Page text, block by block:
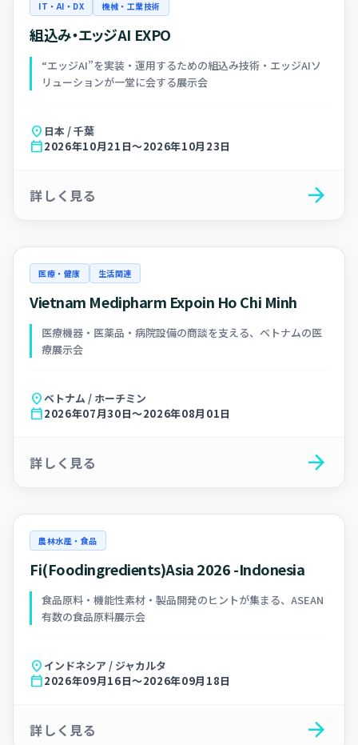
IT・AI・DX 機械・工業技術
組込み・エッジAI EXPO
“エッジAI”を実装・運用するための組込み技術・エッジAIソ
リューションが一堂に会する展示会
location_on 日本 / 千葉
calendar_today2026年10月21日～2026年10月23日
詳しく見る arrow_forward
医療・健康 生活関連
Vietnam Medipharm Expoin Ho Chi Minh
医療機器・医薬品・病院設備の商談を支える、ベトナムの医
療展示会
location_onベトナム / ホーチミン
calendar_today2026年07月30日～2026年08月01日
詳しく見る arrow_forward
農林水産・食品
Fi(Foodingredients)Asia 2026 -Indonesia
食品原料・機能性素材・製品開発のヒントが集まる、ASEAN
有数の食品原料展示会
location_on インドネシア / ジャカルタ
calendar_today2026年09月16日～2026年09月18日
詳しく見る arrow_forward